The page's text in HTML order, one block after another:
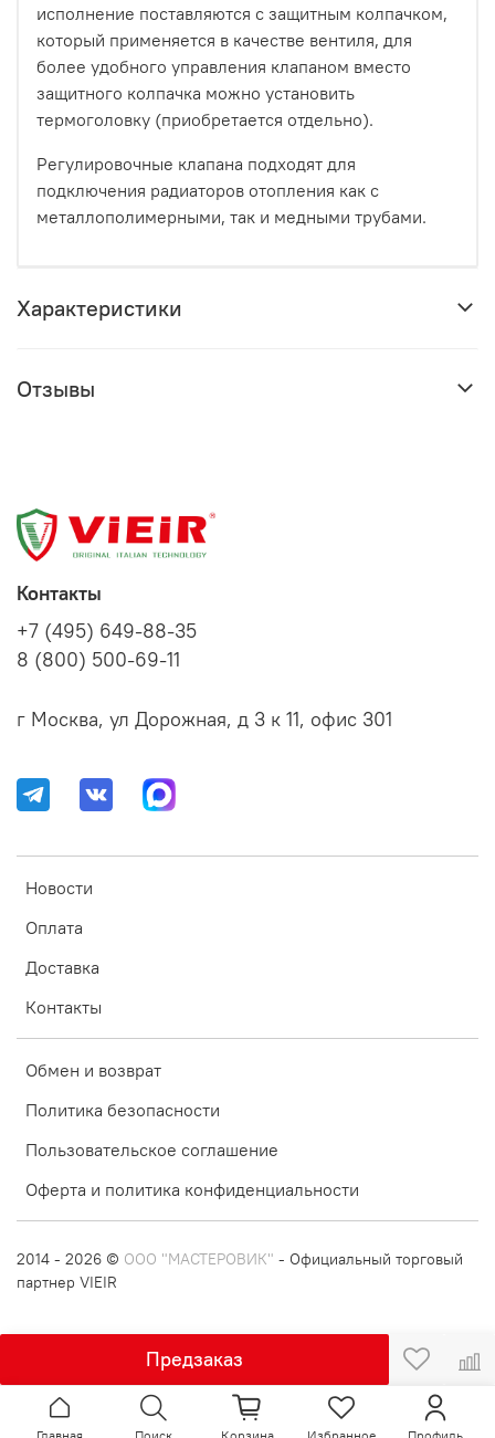
Предзаказ
исполнение поставляются с защитным колпачком,
который применяется в качестве вентиля, для
более удобного управления клапаном вместо
защитного колпачка можно установить
термоголовку (приобретается отдельно).
Регулировочные клапана подходят для
подключения радиаторов отопления как с
металлополимерными, так и медными трубами.
Характеристики
Отзывы
Новости
Оплата
Доставка
Контакты
Обмен и возврат
Политика безопасности
Пользовательское соглашение
Оферта и политика конфиденциальности
Контакты
+7 (495) 649-88-35
8 (800) 500-69-11
г Москва, ул Дорожная, д 3 к 11, офис 301
2014 - 2026 © ООО "МАСТЕРОВИК" - Официальный торговый
партнер VIEIR